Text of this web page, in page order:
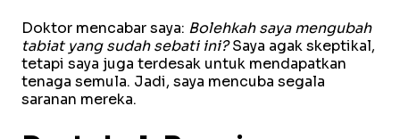
Doktor mencabar saya: Bolehkah saya mengubah
tabiat yang sudah sebati ini?Saya agak skeptikal,
tetapi saya juga terdesak untuk mendapatkan
tenaga semula. Jadi, saya mencuba segala
saranan mereka.